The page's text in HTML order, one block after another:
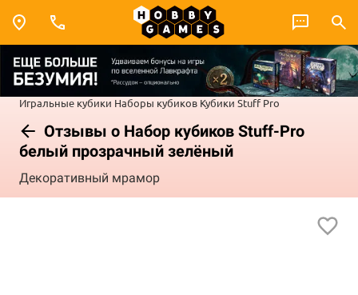
Игральные кубики Наборы кубиков Кубики Stuff Pro
Отзывы о Набор кубиков Stuff-Pro
белый прозрачный зелёный
Декоративный мрамор